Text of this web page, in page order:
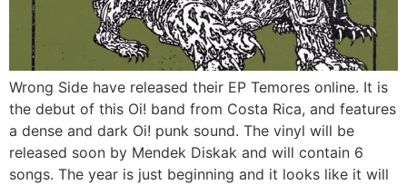
Wrong Side have released their EP Temores online. It is
the debut of this Oi! band from Costa Rica, and features
a dense and dark Oi! punk sound. The vinyl will be
released soon by Mendek Diskak and will contain 6
songs. The year is just beginning and it looks like it will